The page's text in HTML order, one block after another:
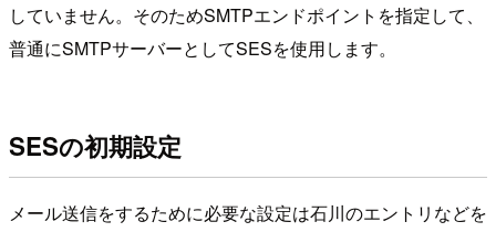
していません。そのためSMTPエンドポイントを指定して、
普通にSMTPサーバーとしてSESを使用します。
SESの初期設定
メール送信をするために必要な設定は石川のエントリなどを